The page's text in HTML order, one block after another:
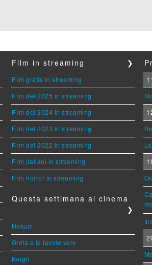
Film in streaming ❯
Film gratis in streaming
Film del 2025 in streaming
Film del 2024 in streaming
Film del 2023 in streaming
Film del 2022 in streaming
Film italiani in streaming
Film horror in streaming
Questa settimana al cinema
❯
Hokum
Greta e le favole vere
Borgo